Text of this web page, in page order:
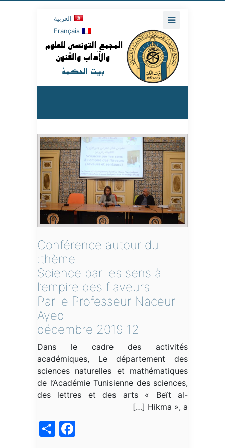
العربية
Français
Conférence autour du
thème:
Science par les sens à
l’empire des flaveurs
Par le Professeur Naceur
Ayed
12 décembre 2019
Dans le cadre des activités
académiques, Le département des
sciences naturelles et mathématiques
de l’Académie Tunisienne des sciences,
des lettres et des arts « Beït al-
Hikma », a […]